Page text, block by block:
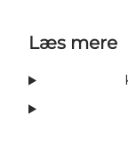
Læs mere